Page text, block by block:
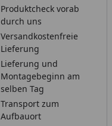
Produktcheck vorab
durch uns
Versandkostenfreie
Lieferung
Lieferung und
Montagebeginn am
selben Tag
Transport zum
Aufbauort